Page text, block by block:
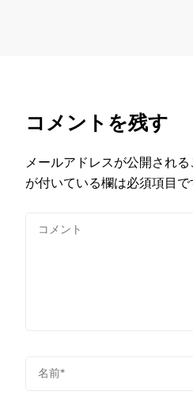
コメントを残す
メールアドレスが公開される
が付いている欄は必須項目で